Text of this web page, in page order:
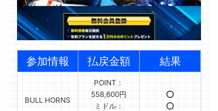
参加情報 払戻金額 結果
BULL HORNS
POINT：
558,600円
ミドル：
⭕️
⭕️